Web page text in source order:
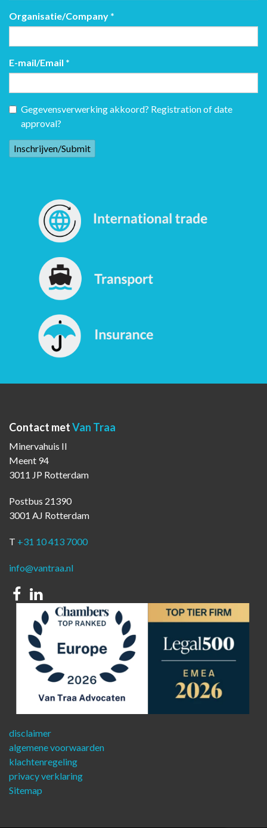
Organisatie/Company *
E-mail/Email *
Gegevensverwerking akkoord? Registration of date
approval?
Contact metVan Traa
Minervahuis II
Meent 94
3011 JP Rotterdam
Postbus 21390
3001 AJ Rotterdam
T +31 10 413 7000
info@vantraa.nl
Facebook
Linkedin
disclaimer
algemene voorwaarden
klachtenregeling
privacy verklaring
Sitemap